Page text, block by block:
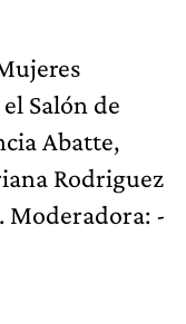
Salón de
Abatte,
Rodriguez
Moderadora: -